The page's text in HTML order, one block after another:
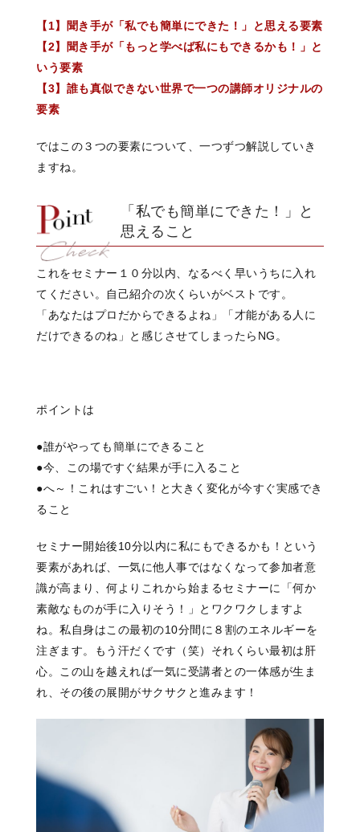
【1】聞き手が「私でも簡単にできた！」と思える要素
【2】聞き手が「もっと学べば私にもできるかも！」と
いう要素
【3】誰も真似できない世界で一つの講師オリジナルの
要素
ではこの３つの要素について、 一つずつ解説していき
ますね。
「私でも簡単にできた！」と
思えること
これをセミナー １０分以内、なるべく早いうちに 入れ
てください。
自己紹介の次くらいがベストです。
「あなたはプロだからできるよね」
「才能がある人に
だけできるのね」
と感じさせてしまったらNG。
ポイントは
●誰がやっても簡単にできること
●今、この場ですぐ結果が手に入ること
●へ～！これはすごい！と大きく変化が今すぐ実感でき
ること
セミナー開始後10分以内に私にもできるかも！という
要素があれば、 一気に他人事ではなくなって参加者意
識が高まり、 何よりこれから始まるセミナーに
「何か
素敵なものが手に入りそう！」と ワクワクしますよ
ね。 私自身はこの最初の10分間に ８割のエネルギーを
注ぎます。
もう汗だくです（笑） それくらい最初は肝
心。
この山を越えれば一気に受講者との一体感が生ま
れ、 その後の展開がサクサクと進みます！